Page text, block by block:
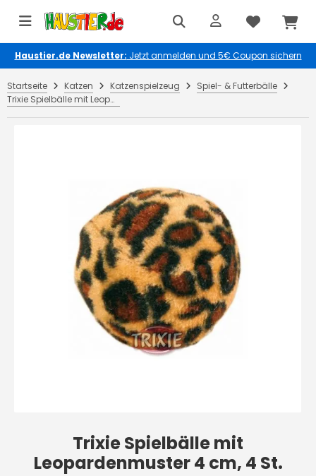
Haustier.de Newsletter: Jetzt anmelden und 5€ Coupon sichern
Startseite Katzen Katzenspielzeug
Spiel- & Futterbälle
Trixie Spielbälle mit Leopardenmuster 4 cm, 4 St.
Trixie Spielbälle mit
Leopardenmuster 4 cm, 4 St.